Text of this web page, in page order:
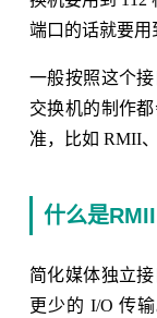
端口的话就要用
一般按照这个
交换机的制作
准，比如 RMII
什么是RMII
简化媒体独立
更少的 I/O 传